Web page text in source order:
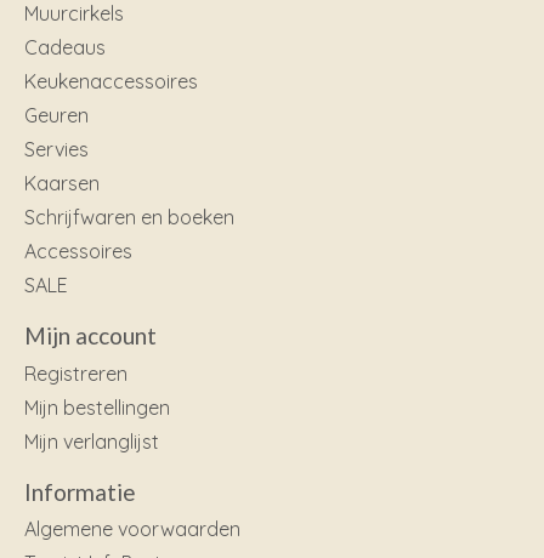
Muurcirkels
Cadeaus
Keukenaccessoires
Geuren
Servies
Kaarsen
Schrijfwaren en boeken
Accessoires
SALE
Mijn account
Registreren
Mijn bestellingen
Mijn verlanglijst
Informatie
Algemene voorwaarden